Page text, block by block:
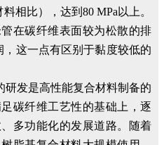
相比），达到80 MPa以上。
在碳纤维表面较为松散的排
这一点有区别于黏度较低的
发是高性能复合材料制备的
碳纤维工艺性的基础上，逐
多功能化的发展道路。随着